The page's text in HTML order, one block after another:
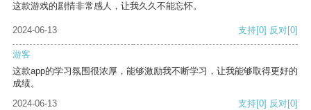
这款游戏的剧情非常感人，让我久久不能忘怀。
2024-06-13 支持[0] 反对[0]
游客
这款app的学习氛围很浓厚，能够激励我不断学习，让我能够取得更好的
成绩。
2024-06-13
支持[0] 反对[0]